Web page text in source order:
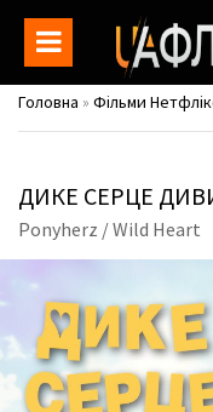
Головна » Фільми
ДИКЕ СЕРЦЕ
Ponyherz / Wild Heart